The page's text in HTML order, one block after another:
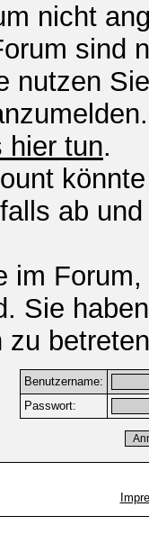
nicht
sind
nutzen
hier tun.
ab
im
Sie
zu
Benutzername:
Passwort: